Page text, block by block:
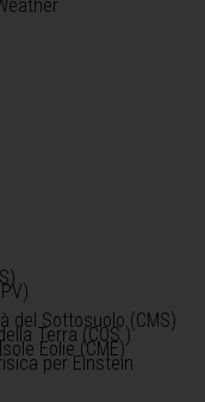
del Sottosuolo (CMS)
Terra (COS )
Eolie (CME)
per Einstein